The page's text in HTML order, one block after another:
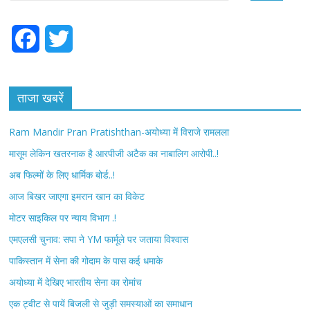
c
b
o
o
t
e
r
ताजा खबरें
Ram Mandir Pran Pratishthan-अयोध्या में विराजे रामलला
मासूम लेकिन खतरनाक है आरपीजी अटैक का नाबालिग आरोपी..!
अब फिल्मों के लिए धार्मिक बोर्ड..!
आज बिखर जाएगा इमरान खान का विकेट
मोटर साइकिल पर न्याय विभाग .!
एमएलसी चुनाव: सपा ने YM फार्मूले पर जताया विश्वास
पाकिस्तान में सेना की गोदाम के पास कई धमाके
अयोध्या में देखिए भारतीय सेना का रोमांच
एक ट्वीट से पायें बिजली से जुड़ी समस्याओं का समाधान